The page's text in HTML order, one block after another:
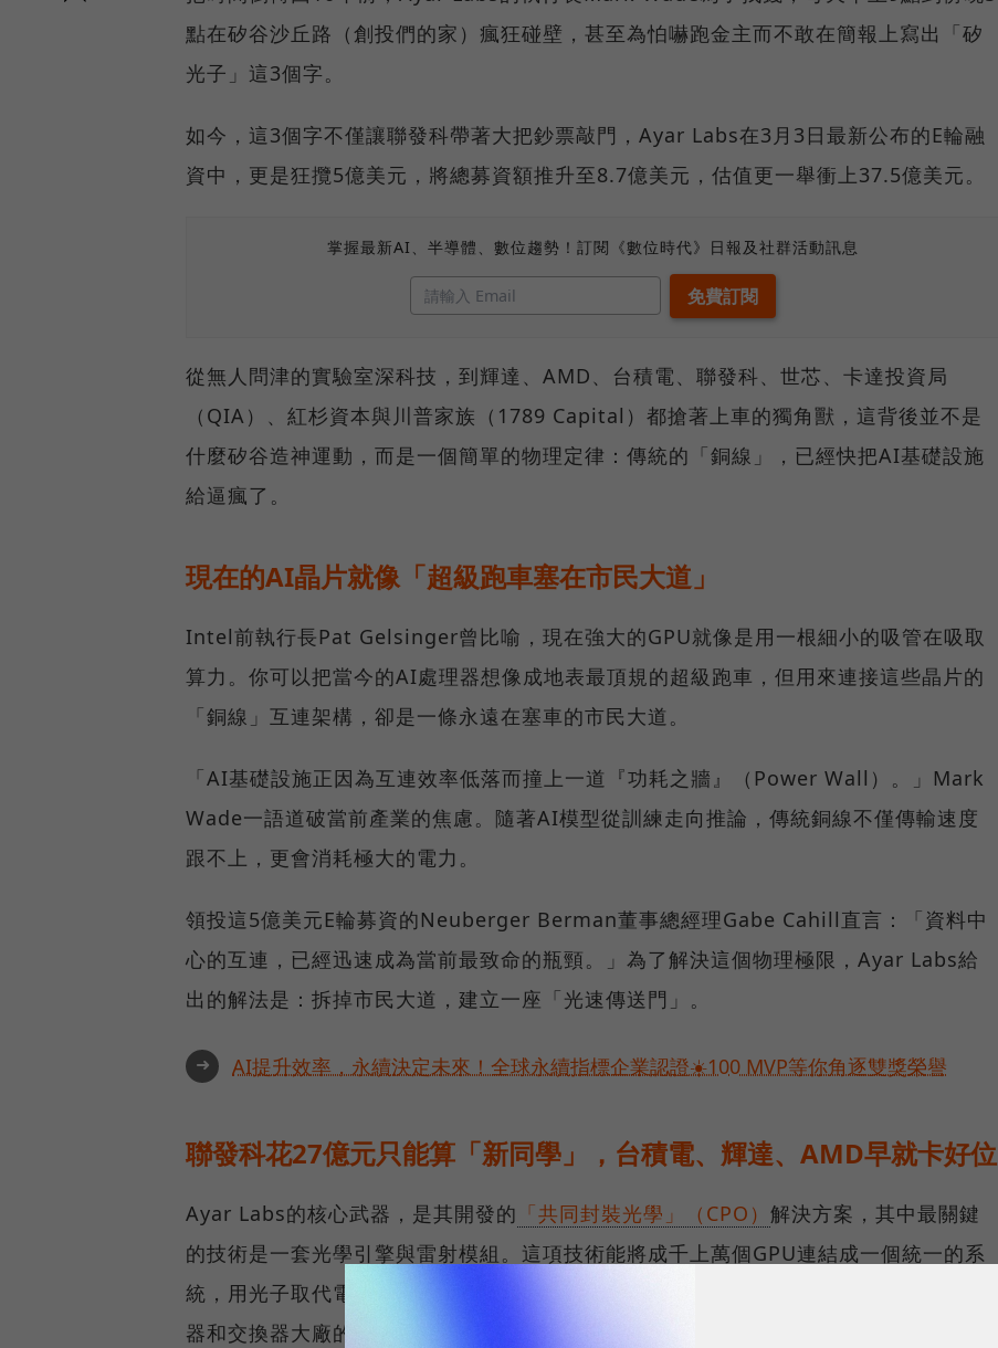
點在矽谷沙丘路（創投們的家）瘋狂碰壁，甚至為怕嚇跑金主而不敢在簡報上寫出「矽
光子」這3個字。
如今，這3個字不僅讓聯發科帶著大把鈔票敲門，Ayar Labs在3月3日最新公布的E輪融
資中，更是狂攬5億美元，將總募資額推升至8.7億美元，估值更一舉衝上37.5億美元。
掌握最新AI、半導體、數位趨勢！訂閱《數位時代》日報及社群活動訊息
從無人問津的實驗室深科技，到輝達、AMD、台積電、聯發科、世芯、卡達投資局
（QIA）、紅杉資本與川普家族（1789 Capital）都搶著上車的獨角獸，這背後並不是
什麼矽谷造神運動，而是一個簡單的物理定律：傳統的「銅線」，已經快把AI基礎設施
給逼瘋了。
現在的AI晶片就像「超級跑車塞在市民大道」
Intel前執行長Pat Gelsinger曾比喻，現在強大的GPU就像是用一根細小的吸管在吸取
算力。你可以把當今的AI處理器想像成地表最頂規的超級跑車，但用來連接這些晶片的
「銅線」互連架構，卻是一條永遠在塞車的市民大道。
「AI基礎設施正因為互連效率低落而撞上一道『功耗之牆』（Power Wall）。」Mark
Wade一語道破當前產業的焦慮。隨著AI模型從訓練走向推論，傳統銅線不僅傳輸速度
跟不上，更會消耗極大的電力。
領投這5億美元E輪募資的Neuberger Berman董事總經理Gabe Cahill直言：「資料中
心的互連，已經迅速成為當前最致命的瓶頸。」為了解決這個物理極限，Ayar Labs給
出的解法是：拆掉市民大道，建立一座「光速傳送門」。
➜ AI提升效率，永續決定未來！全球永續指標企業認證☀️100 MVP等你角逐雙獎榮譽
聯發科花27億元只能算「新同學」，台積電、輝達、AMD早就卡好位
Ayar Labs的核心武器，是其開發的 「共同封裝光學」（CPO） 解決方案，其中最關鍵
的技術是一套光學引擎與雷射模組。這項技術能將成千上萬個GPU連結成一個統一的系
統，用光子取代電子，顛覆銅線的物理限制，且其設計採用了標準規格，能與現有加速
器和交換器大廠的設計無縫整合。